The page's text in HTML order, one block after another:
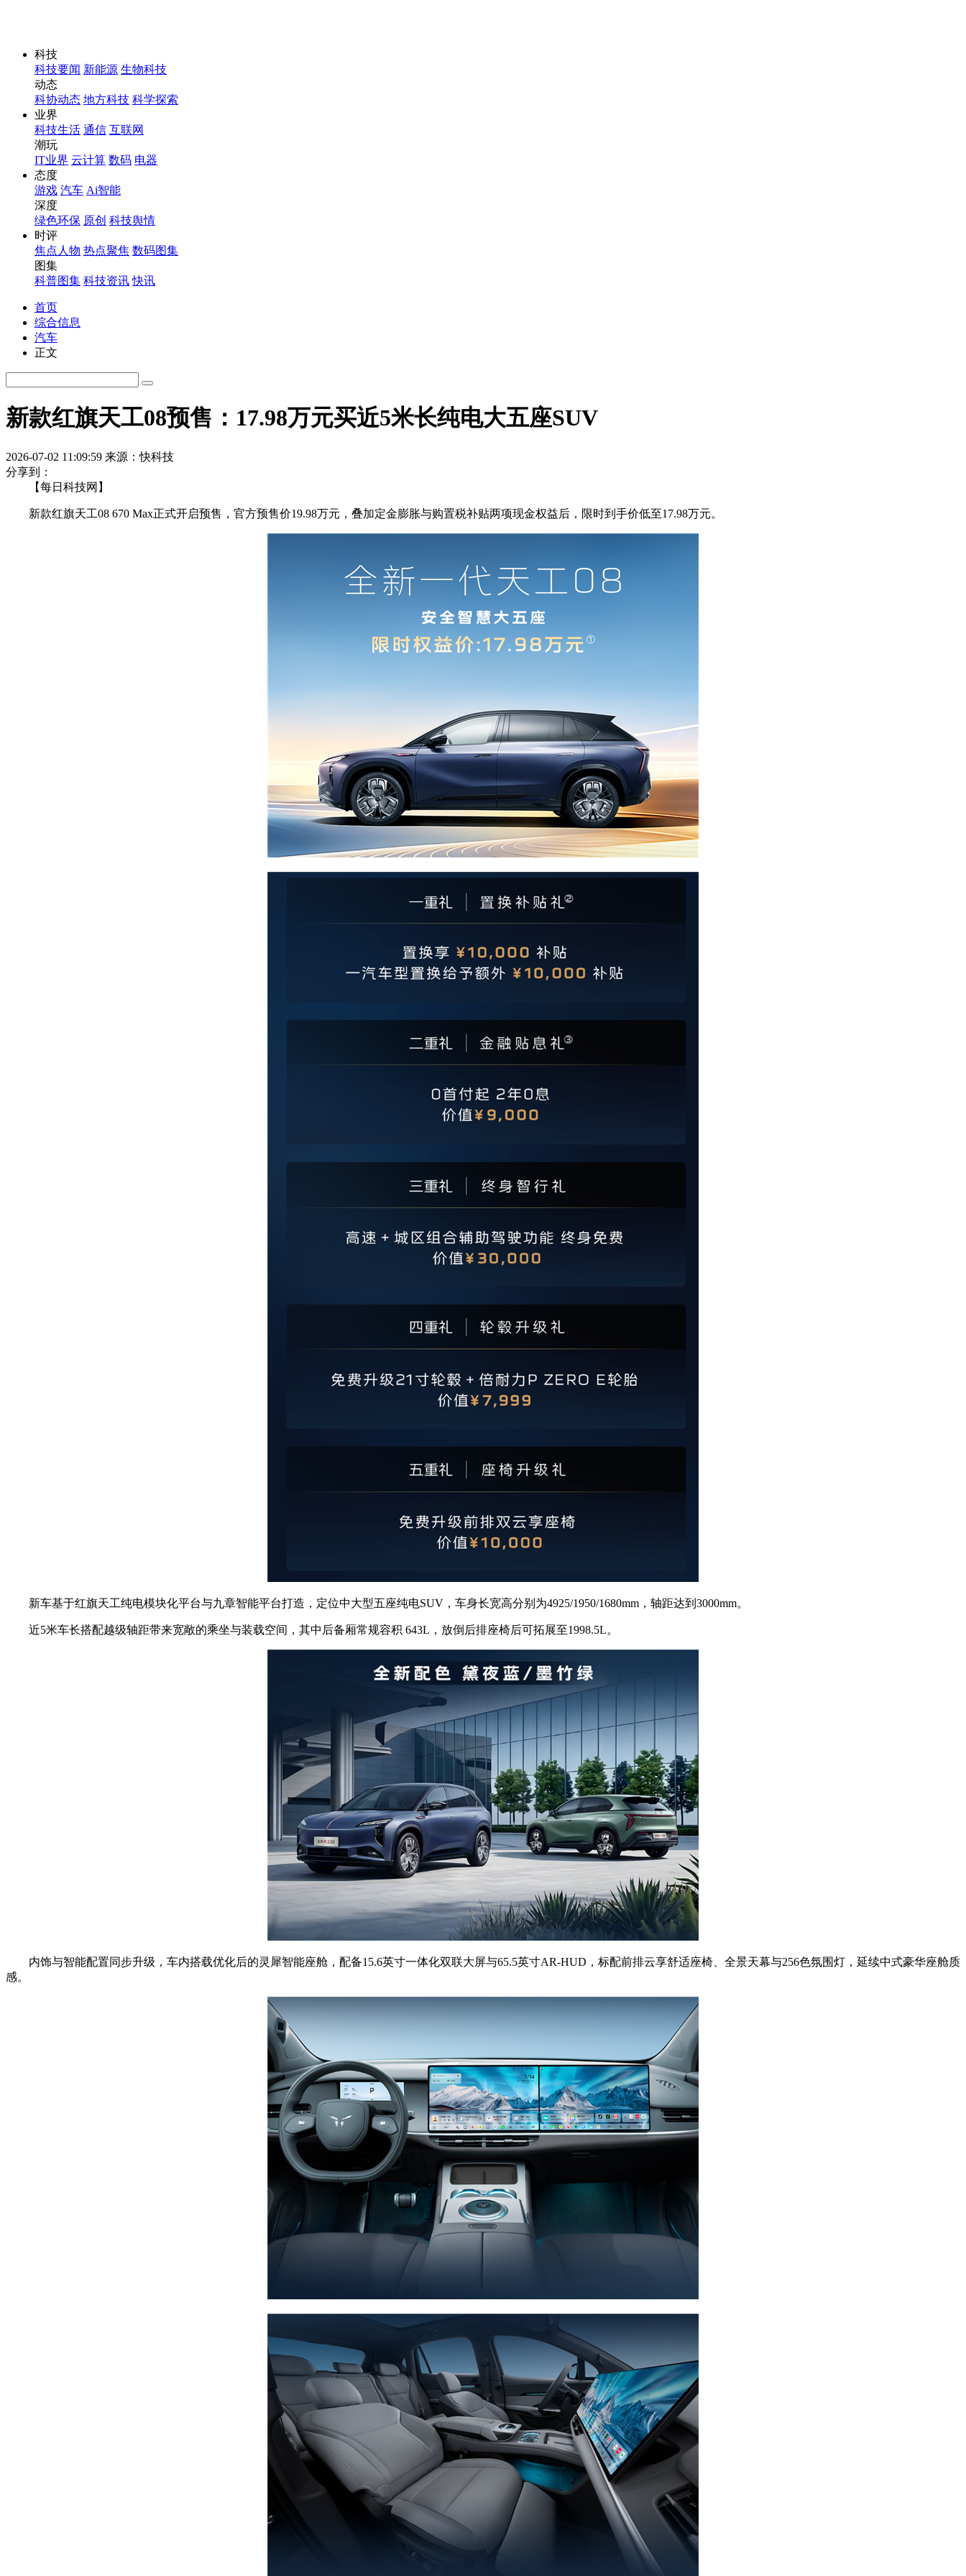
科技
科技要闻 新能源 生物科技
动态
科协动态 地方科技 科学探索
业界
科技生活 通信 互联网
潮玩
IT业界 云计算 数码 电器
态度
游戏 汽车 Ai智能
深度
绿色环保 原创 科技舆情
时评
焦点人物 热点聚焦 数码图集
图集
科普图集 科技资讯 快讯
首页
综合信息
汽车
正文
新款红旗天工08预售：17.98万元买近5米长纯电大五座SUV
2026-07-02 11:09:59 来源：快科技
分享到：
【每日科技网】
新款红旗天工08 670 Max正式开启预售，官方预售价19.98万元，叠加定金膨胀与购置税补贴两项现金权益后，限时到手价低至17.98万元。
新车基于红旗天工纯电模块化平台与九章智能平台打造，定位中大型五座纯电SUV，车身长宽高分别为4925/1950/1680mm，轴距达到3000mm。
近5米车长搭配越级轴距带来宽敞的乘坐与装载空间，其中后备厢常规容积 643L，放倒后排座椅后可拓展至1998.5L。
内饰与智能配置同步升级，车内搭载优化后的灵犀智能座舱，配备15.6英寸一体化双联大屏与65.5英寸AR-HUD，标配前排云享舒适座椅、全景天幕与256色氛围灯，延续中式豪华座舱质
感。